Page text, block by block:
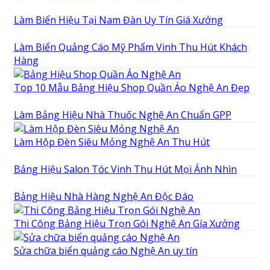
Làm Biển Hiệu Tại Nam Đàn Uy Tín Giá Xưởng
Làm Biển Quảng Cáo Mỹ Phẩm Vinh Thu Hút Khách
Hàng
Top 10 Mẫu Bảng Hiệu Shop Quần Áo Nghệ An Đẹp
Làm Bảng Hiệu Nhà Thuốc Nghệ An Chuẩn GPP
Làm Hộp Đèn Siêu Mỏng Nghệ An Thu Hút
Bảng Hiệu Salon Tóc Vinh Thu Hút Mọi Ánh Nhìn
Bảng Hiệu Nhà Hàng Nghệ An Độc Đáo
Thi Công Bảng Hiệu Trọn Gói Nghệ An Gía Xưởng
Sửa chữa biển quảng cáo Nghệ An uy tín